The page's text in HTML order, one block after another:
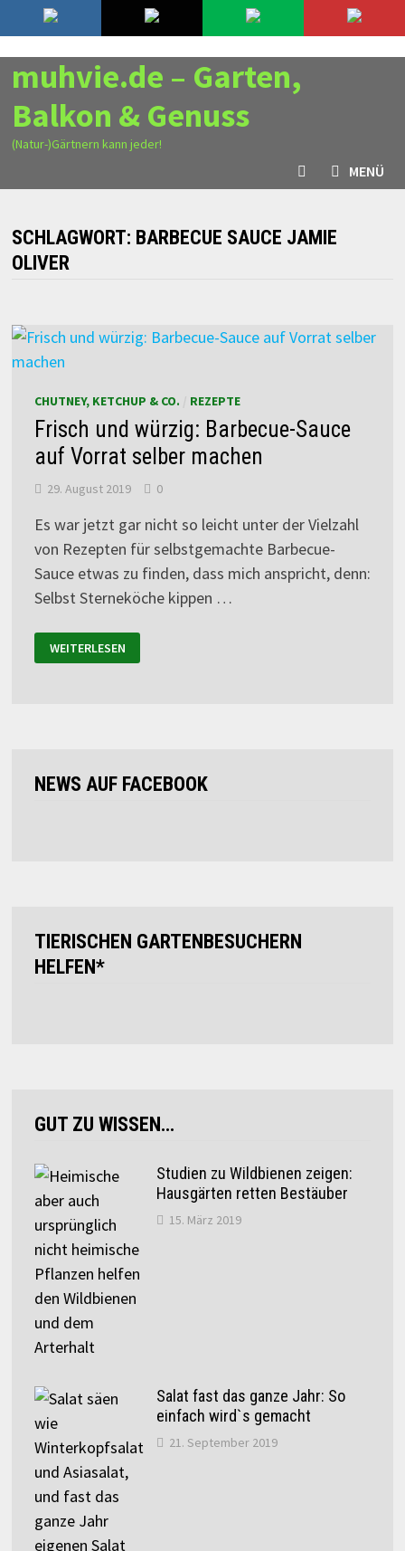
Zurück
zum
Inhalt
8. August 2026
muhvie.de – Garten,
Balkon & Genuss
(Natur-)Gärtnern kann jeder!
MENÜ
SCHLAGWORT: BARBECUE SAUCE JAMIE
OLIVER
CHUTNEY, KETCHUP & CO. REZEPTE
Frisch und würzig: Barbecue-Sauce
auf Vorrat selber machen
29. August 2019 0
Es war jetzt gar nicht so leicht unter der Vielzahl
von Rezepten für selbstgemachte Barbecue-
Sauce etwas zu finden, dass mich anspricht, denn:
Selbst Sterneköche kippen …
WEITERLESEN
NEWS AUF FACEBOOK
TIERISCHEN GARTENBESUCHERN
HELFEN*
GUT ZU WISSEN…
Studien zu Wildbienen zeigen:
Hausgärten retten Bestäuber
15. März 2019
Salat fast das ganze Jahr: So
einfach wird`s gemacht
21. September 2019